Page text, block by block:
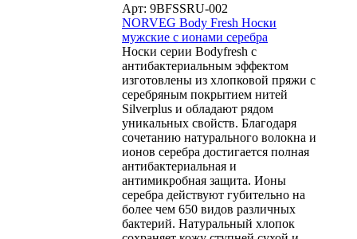
Арт: 9BFSSRU-002
NORVEG Body Fresh Носки
мужские c ионами серебра
Носки серии Bodyfresh с
антибактериальным эффектом
изготовлены из хлопковой пряжи с
серебряным покрытием нитей
Silverplus и обладают рядом
уникальных свойств. Благодаря
сочетанию натурального волокна и
ионов серебра достигается полная
антибактериальная и
антимикробная защита. Ионы
серебра действуют губительно на
более чем 650 видов различных
бактерий. Натуральный хлопок